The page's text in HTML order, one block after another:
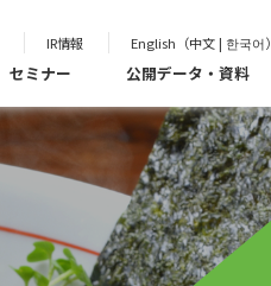
IR情報 English（中文 | 한국어）
セミナー 公開データ・資料